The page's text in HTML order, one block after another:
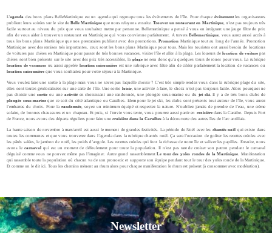
L’agenda des bons plans BelleMartinique est un agendaqui regroupe tous les événements de l’île. Pour chaque événementles organisateurs
publient leurssoirées sur le site de Belle Martiniqueque nous relayons ensuite.Trouver un restaurant en Martinique, n’est pas toujours très
facile surtout au niveau du prix que vous souhaitez mettre par personne. Bellemartinique a pensé à vous en intégrant une jauge filtre de prix
afin de vous aider à trouver unrestaurant en Martinique qui vous convienne parfaitement. A traversBellemartinique, vous aurez aussi accès à
tous les bons plans Martinique que nos prestataires publient avec despromotions.Promotion Martinique tout au long de l’année. Promotion
Martinique avec des remises très importantes, ceux sont les bons plans Martinique pour tous. Mais les touristes ont aussi besoin de locations
de voitures pas chères en Martinique pour passer de très bonnes vacances, visiter l’île et aller à la plage. Les loueurs delocation de voiturepas
chères sont bien présents sur le site avec des prix très accessibles, la plagene sera donc qu’a quelques tours de roues pour vous. La rubrique
location de vacances ou aussi appelée location saisonnière est une rubrique avec filtre afin de cibler parfaitement la location de vacances ou
location saisonnière que vous souhaitez pour votre séjour à la Martinique.
Vous voulez faire une sortie à la plage mais vous ne savez pas laquelle choisir ? C’est très simple rendez vous dans la rubrique plage du site,
elles sont toutes géolocalisées sur une carte de l’île. Une sortie loisir, uneactivité à faire, le choix n’est pas toujours facile. Alors pourquoi ne
pas choisir une sortieou une activitéen choisissant unerandonnée, uneplongée sous-marineou du jet ski. Il y a de très bons clubs de
plongée sous-marineque ce soit du côté atlantique ou Caraïbes. Idem pour le jet ski, les clubs sont présents tout autour de l’île, vous aurez
l’embarras du choix. Pour la randonnée, soyez un minimum équipé et respectez la nature. N’oubliez jamais de prendre de l’eau, une crème
solaire, de bonnes chaussures et un chapeau. Et puis, si l’envie vous tente, vous pourrez aussi partir en croisièredans la Caraïbe. Depuis Fort
de France, nous avons des départs réguliers pour faire unecroisière dans la Caraïbes à la découverte des autres îles de l’arc antillais.
La haute saison de novembre à mars/avril est aussi le moment de grandes festivités. La période de Noël avec les chantés noël qui existe dans
toutes les communes et que vous trouverez dans l’agenda dans la rubriquechantés noël. Ça sera l’occasion de goûter les recettes créoles avec
les pâtés salées, le jambon de noël, les poids d’angole. Les recettes créolesqui font la richesse de notre île et saliver les papilles. Ensuite, nous
avons le carnavalqui est un moment de défoulement pour toute la population. Il n’est pas rare de croiser son patron pendant le carnaval
déguisé comme vous ne pouvez même pas l’imaginer. Autre grand rassemblementLe tour des yoles rondes de la Martinique. Manifestation
qui rassemble toute la population où chacun va de son pronostic et supporte son équipe pendant tout le tour des yoles rondede la Martinique.
Et comme on le dit ici. Tous les chemins mènent aurhum alors pour chaque manifestation le rhum est présent (à consommer avec modération).
Newsletter